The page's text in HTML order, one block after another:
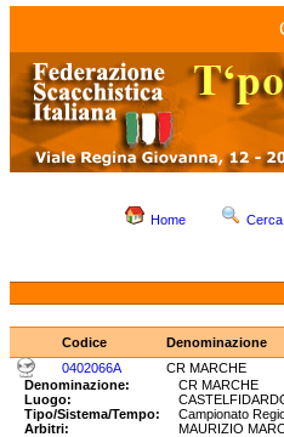
Home
Codice Denominazione
0402066A
CR MARCHE
Denominazione:
CR MARCHE
Luogo:
Tipo/Sistema/Tempo:
Campionato
Arbitri:
MAURIZIO